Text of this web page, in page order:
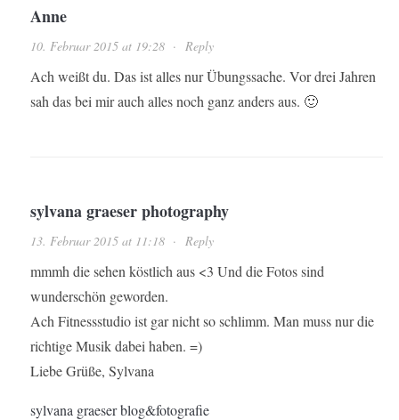
Anne
10. Februar 2015 at 19:28· Reply
Ach weißt du. Das ist alles nur Übungssache. Vor drei Jahren
sah das bei mir auch alles noch ganz anders aus. 🙂
sylvana graeser photography
13. Februar 2015 at 11:18· Reply
mmmh die sehen köstlich aus <3 Und die Fotos sind
wunderschön geworden.
Ach Fitnessstudio ist gar nicht so schlimm. Man muss nur die
richtige Musik dabei haben. =)
Liebe Grüße, Sylvana
sylvana graeser blog&fotografie